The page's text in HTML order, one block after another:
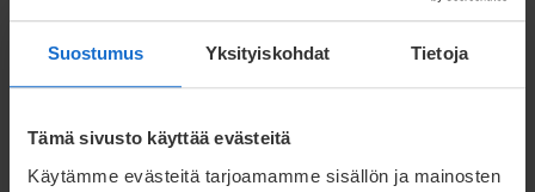
Suostumus Yksityiskohdat Tietoja
Tämä sivusto käyttää evästeitä
Käytämme evästeitä tarjoamamme sisällön ja mainosten
Ladda ner broschyr